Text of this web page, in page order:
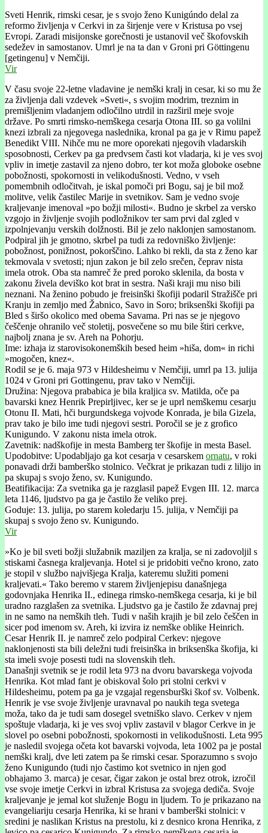
Sveti Henrik, rimski cesar, je s svojo ženo Kunigúndo delal za
reformo življenja v Cerkvi in za širjenje vere v Kristusa po vsej
Evropi. Zaradi misijonske gorečnosti je ustanovil več škofovskih
sedežev in samostanov. Umrl je na ta dan v Groni pri Göttingenu
[getingenu] v Nemčiji.
Vir
V času svoje 22-letne vladavine je nemški kralj in cesar, ki so mu že
za življenja dali vzdevek »Sveti«, s svojim modrim, treznim in
premišljenim vladanjem odločilno utrdil in razširil meje svoje
države. Po smrti rimsko-nemškega cesarja Otona III. so ga volilni
knezi izbrali za njegovega naslednika, kronal pa ga je v Rimu papež
Benedikt VIII. Nihče mu ne more oporekati njegovih vladarskih
sposobnosti, Cerkev pa ga predvsem časti kot vladarja, ki je ves svoj
vpliv in imetje zastavil za njeno dobro, ter kot moža globoke osebne
pobožnosti, spokornosti in velikodušnosti. Vedno, v vseh
pomembnih odločitvah, je iskal pomoči pri Bogu, saj je bil mož
molitve, velik častilec Marije in svetnikov. Sam je vedno svoje
kraljevanje imenoval »po božji milosti«. Budno je skrbel za versko
vzgojo in življenje svojih podložnikov ter sam prvi dal zgled v
izpolnjevanju verskih dolžnosti. Bil je zelo naklonjen samostanom.
Podpiral jih je gmotno, skrbel pa tudi za redovniško življenje:
pobožnost, ponižnost, pokorščino. Lahko bi rekli, da sta z ženo kar
tekmovala v svetosti; njun zakon je bil zelo srečen, čeprav nista
imela otrok. Oba sta namreč že pred poroko sklenila, da bosta v
zakonu živela deviško kot brat in sestra. Naši kraji mu niso bili
neznani. Na ženino pobudo je freisinški škofiji podaril Stražišče pri
Kranju in zemljo med Žabnico, Savo in Soro; briksenški škofiji pa
Bled s širšo okolico med obema Savama. Pri nas se je njegovo
češčenje ohranilo več stoletij, posvečene so mu bile štiri cerkve,
najbolj znana je sv. Areh na Pohorju.
Ime: izhaja iz starovisokonemških besed heim »hiša, dom« in richi
»mogočen, knez«.
Rodil se je 6. maja 973 v Hildesheimu v Nemčiji, umrl pa 13. julija
1024 v Groni pri Gottingenu, prav tako v Nemčiji.
Družina: Njegova prababica je bila kraljica sv. Matilda, oče pa
bavarski knez Henrik Prepirljivec, ker se je uprl nemškemu cesarju
Otonu II. Mati, hči burgundskega vojvode Konrada, je bila Gizela,
prav tako je bilo ime tudi njegovi sestri. Poročil se je z grofico
Kunigundo. V zakonu nista imela otrok.
Zavetnik: nadškofije in mesta Bamberg ter škofije in mesta Basel.
Upodobitve: Upodabljajo ga kot cesarja v cesarskem ornatu, v roki
ponavadi drži bamberško stolnico. Večkrat je prikazan tudi z lilijo in
pa skupaj s svojo ženo, sv. Kunigundo.
Beatifikacija: Za svetnika ga je razglasil papež Evgen III. 12. marca
leta 1146, ljudstvo pa ga je častilo že veliko prej.
Goduje: 13. julija, po starem koledarju 15. julija, v Nemčiji pa
skupaj s svojo ženo sv. Kunigundo.
Vir
»Ko je bil sveti božji služabnik maziljen za kralja, se ni zadovoljil s
stiskami časnega kraljevanja. Hotel si je pridobiti večno krono, zato
je stopil v službo najvišjega Kralja, kateremu služiti pomeni
kraljevati.« Tako beremo v starem življenjepisu današnjega
godovnjaka Henrika II., edinega rimsko-nemškega cesarja, ki je bil
uradno razglašen za svetnika. Ljudstvo ga je častilo že zdavnaj prej
in ne samo na nemških tleh. Tudi v naših krajih je bil zelo češčen in
sicer pod imenom sv. Areh, ki izvira iz nemške oblike Heinrich.
Cesar Henrik II. je namreč zelo podpiral Cerkev: njegove
naklonjenosti sta bili deležni tudi freisinška in briksenška škofija, ki
sta imeli svoje posesti tudi na slovenskih tleh.
Današnji svetnik se je rodil leta 973 na dvoru bavarskega vojvoda
Henrika. Kot mlad fant je obiskoval šolo pri stolni cerkvi v
Hildesheimu, potem pa ga je vzgajal regensburški škof sv. Volbenk.
Henrik je vse svoje življenje uravnaval po naukih tega svetega
moža, tako da je tudi sam dosegel svetniško slavo. Cerkev v njem
spoštuje vladarja, ki je ves svoj vpliv zastavil v blagor Cerkve in je
slovel po osebni pobožnosti, spokornosti in velikodušnosti. Leta 995
je nasledil svojega očeta kot bavarski vojvoda, leta 1002 pa je postal
nemški kralj, dve leti zatem pa še rimski cesar. Sporazumno s svojo
ženo Kunigundo (tudi njo častimo kot svetnico in njen god
obhajamo 3. marca) je cesar, čigar zakon je ostal brez otrok, izročil
vse svoje imetje Cerkvi in izbral Kristusa za svojega dediča. Svoje
kraljevanje je jemal kot služenje Bogu in ljudem. To je prikazano na
evangeliariju cesarja Henrika, ki se hrani v bamberški stolnici: v
sredini je naslikan Kristus na prestolu, ki z desnico krona Henrika, z